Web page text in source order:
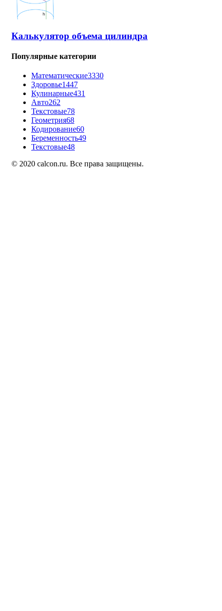
Калькулятор объема цилиндра
Популярные категории
Математические3330
Здоровье1447
Кулинарные431
Авто262
Текстовые78
Геометрия68
Кодирование60
Беременность49
Текстовые48
© 2020 calcon.ru. Все права защищены.